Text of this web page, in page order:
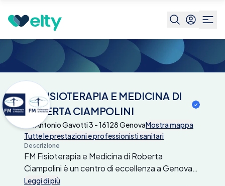
DI ROBERTA CIAMPOLINI
FM FISIOTERAPIA E MEDICINA DI
ROBERTA CIAMPOLINI
Via Antonio Gavotti 3 - 16128 GenovaMostra mappa
Tutte le prestazioni e professionisti sanitari
Descrizione
FM Fisioterapia e Medicina di Roberta
Ciampolini è un centro di eccellenza a Genova
specializzato in riabilitazione e fisioterapia.
Leggi di più